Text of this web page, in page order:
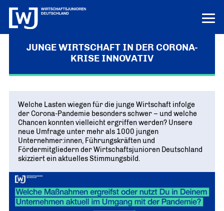
LOGIN HILFE
LERN UNS KENNEN
Die junge Wirtschaft
MISSION UND ZIELE
Vor Ort
KREISE IN DEN REGIONEN
Bundesvorstand
DAS FÜHRUNGSTEAM DES VERBANDS
Bundesgeschäftsstelle
ANSPRECHPARTNER IN BERLIN
PROJEKTE
Ausbildungs-Ass
DEUTSCHLANDS BESTE AUSBILDER
Unternehmen Vielfalt
VIELFALT STÄRKT ZUKUNFT
Tag der jungen Wirtschaft
WIRTSCHAFTSGIPFEL
POSITIONEN
Junge Wirtschaft. Starke Zukunft
Innovation und Gründung
Digitalisierung
PRESSE
Pressemitteilungen
AKTUELLE MELDUNGEN
Aktuelles
NEWS AUS DEM VERBAND
JUNGE WIRTSCHAFT IN DER CORONA-
KRISE INNOVATIV
Welche Lasten wiegen für die junge Wirtschaft infolge
der Corona-Pandemie besonders schwer – und welche
Chancen konnten vielleicht ergriffen werden? Unsere
neue Umfrage unter mehr als 1000 jungen
Unternehmer:innen, Führungskräften und
Fördermitgliedern der Wirtschaftsjunioren Deutschland
skizziert ein aktuelles Stimmungsbild.